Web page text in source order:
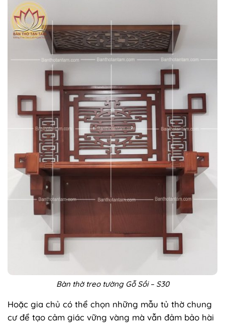
Bàn thờ treo tường Gỗ Sồi – S30
Hoặc gia chủ có thể chọn những mẫu tủ thờ chung
cư để tạo cảm giác vững vàng mà vẫn đảm bảo hài